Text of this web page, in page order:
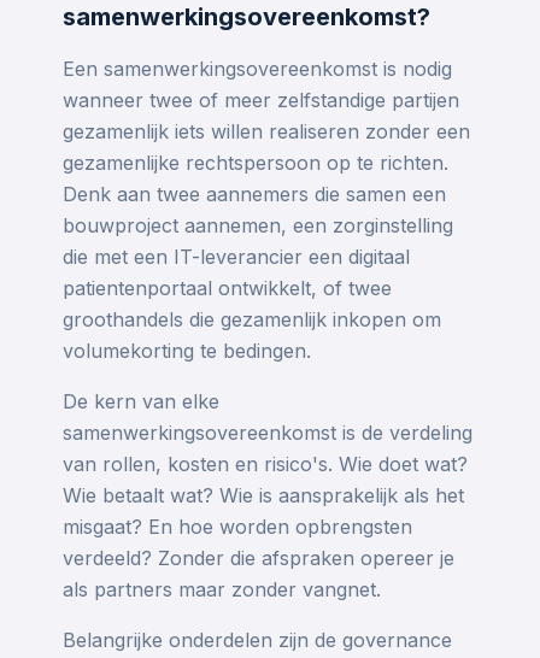
samenwerkingsovereenkomst?
Een samenwerkingsovereenkomst is nodig
wanneer twee of meer zelfstandige partijen
gezamenlijk iets willen realiseren zonder een
gezamenlijke rechtspersoon op te richten.
Denk aan twee aannemers die samen een
bouwproject aannemen, een zorginstelling
die met een IT-leverancier een digitaal
patientenportaal ontwikkelt, of twee
groothandels die gezamenlijk inkopen om
volumekorting te bedingen.
De kern van elke
samenwerkingsovereenkomst is de verdeling
van rollen, kosten en risico's. Wie doet wat?
Wie betaalt wat? Wie is aansprakelijk als het
misgaat? En hoe worden opbrengsten
verdeeld? Zonder die afspraken opereer je
als partners maar zonder vangnet.
Belangrijke onderdelen zijn de governance